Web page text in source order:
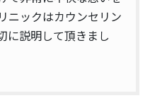
ニックはカウンセリン
に説明して頂きまし